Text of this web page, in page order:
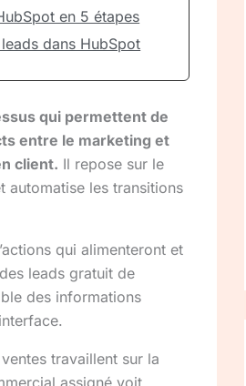
en 5 étapes
dans HubSpot
qui permettent de
entre le marketing et
client. Il repose sur le
automatise les transitions
qui alimenteront et
leads gratuit de
des informations
travaillent sur la